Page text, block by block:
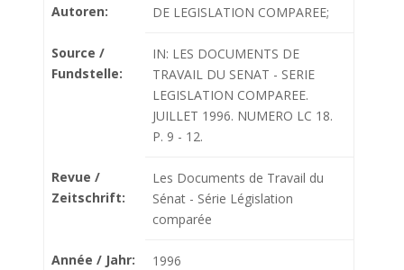
Autoren:
DE LEGISLATION COMPAREE;
Source /
Fundstelle:
IN: LES DOCUMENTS DE
TRAVAIL DU SENAT - SERIE
LEGISLATION COMPAREE.
JUILLET 1996. NUMERO LC 18.
P. 9 - 12.
Revue /
Zeitschrift:
Les Documents de Travail du
Sénat - Série Législation
comparée
Année / Jahr: 1996